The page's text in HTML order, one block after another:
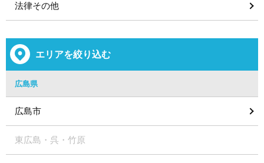
法律その他
エリアを絞り込む
広島県
広島市
東広島・呉・竹原